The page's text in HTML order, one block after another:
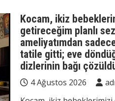
Kocam, ikiz
getireceğim planlı
ameliyatımdan
tatile gitti; eve
dizlerinin bağı
4 Ağustos 2026